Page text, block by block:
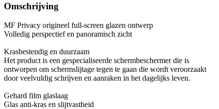
Omschrijving
MF Privacy origineel full-screen glazen ontwerp
Volledig perspectief en panoramisch zicht
Krasbestendig en duurzaam
Het product is een gespecialiseerde schermbeschermer die is
ontworpen om schermslijtage tegen te gaan die wordt veroorzaakt
door veelvuldig schrijven en aanraken in het dagelijks leven.
Gehard film glaslaag
Glas anti-kras en slijtvastheid